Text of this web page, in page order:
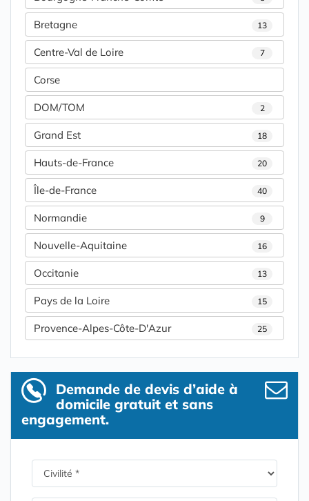
Bretagne 13
Centre-Val de Loire 7
Corse
DOM/TOM 2
Grand Est 18
Hauts-de-France 20
Île-de-France 40
Normandie 9
Nouvelle-Aquitaine 16
Occitanie 13
Pays de la Loire 15
Provence-Alpes-Côte-D'Azur 25
Demande de devis d’aide à
domicile gratuit et sans
engagement.